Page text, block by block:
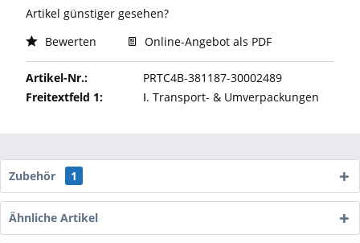
Artikel günstiger gesehen?
Bewerten
Online-Angebot als PDF
Artikel-Nr.:
PRTC4B-381187-30002489
Freitextfeld 1:
Ⅰ. Transport- & Umverpackungen
Zubehör 1
Ähnliche Artikel